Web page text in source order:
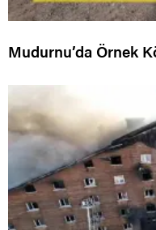
Mudurnu’da Örnek